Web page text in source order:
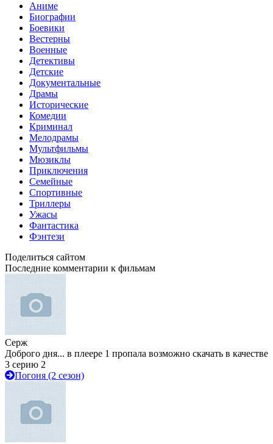
Аниме
Биографии
Боевики
Вестерны
Военные
Детективы
Детские
Документальные
Драмы
Исторические
Комедии
Криминал
Мелодрамы
Мультфильмы
Мюзиклы
Приключения
Семейные
Спортивные
Триллеры
Ужасы
Фантастика
Фэнтези
Поделиться сайтом
Последние комментарии к фильмам
Серж
Доброго дня... в плеере 1 пропала возможно скачать в качестве
3 серию 2
Погоня (2 сезон)